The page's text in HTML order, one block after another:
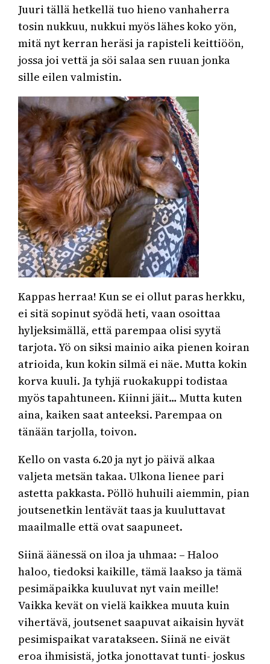
Juuri tällä hetkellä tuo hieno vanhaherra
tosin nukkuu, nukkui myös lähes koko yön,
mitä nyt kerran heräsi ja rapisteli keittiöön,
jossa joi vettä ja söi salaa sen ruuan jonka
sille eilen valmistin.
Kappas herraa! Kun se ei ollut paras herkku,
ei sitä sopinut syödä heti, vaan osoittaa
hyljeksimällä, että parempaa olisi syytä
tarjota. Yö on siksi mainio aika pienen koiran
atrioida, kun kokin silmä ei näe. Mutta kokin
korva kuuli. Ja tyhjä ruokakuppi todistaa
myös tapahtuneen. Kiinni jäit… Mutta kuten
aina, kaiken saat anteeksi. Parempaa on
tänään tarjolla, toivon.
Kello on vasta 6.20 ja nyt jo päivä alkaa
valjeta metsän takaa. Ulkona lienee pari
astetta pakkasta. Pöllö huhuili aiemmin, pian
joutsenetkin lentävät taas ja kuuluttavat
maailmalle että ovat saapuneet.
Siinä äänessä on iloa ja uhmaa: – Haloo
haloo, tiedoksi kaikille, tämä laakso ja tämä
pesimäpaikka kuuluvat nyt vain meille!
Vaikka kevät on vielä kaikkea muuta kuin
vihertävä, joutsenet saapuvat aikaisin hyvät
pesimispaikat varatakseen. Siinä ne eivät
eroa ihmisistä, jotka jonottavat tunti- joskus